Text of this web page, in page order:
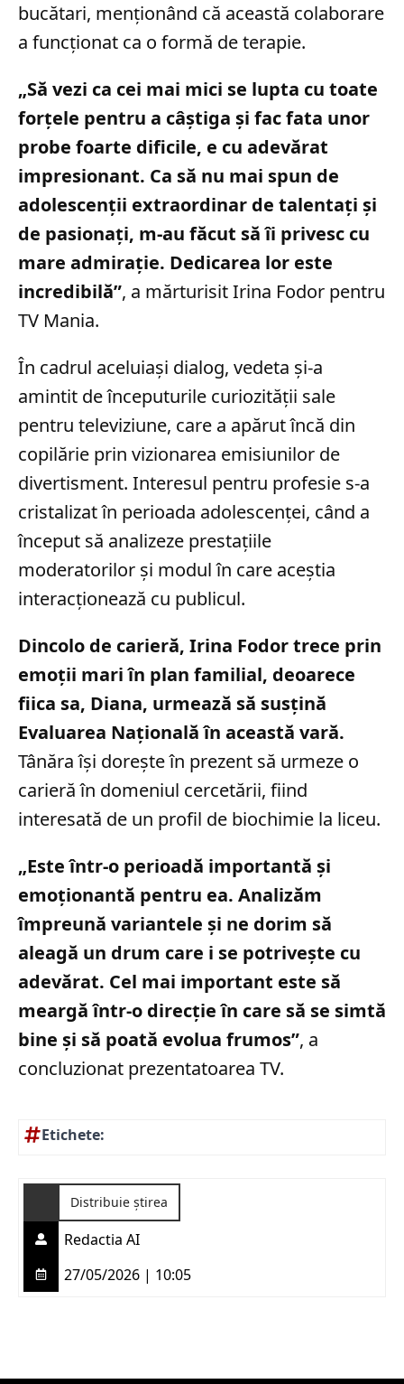
bucătari, menționând că această colaborare
a funcționat ca o formă de terapie.
„Să vezi ca cei mai mici se lupta cu toate
forţele pentru a câştiga şi fac fata unor
probe foarte dificile, e cu adevărat
impresionant. Ca să nu mai spun de
adolescenţii extraordinar de talentaţi şi
de pasionaţi, m-au făcut să îi privesc cu
mare admiraţie. Dedicarea lor este
incredibilă”, a mărturisit Irina Fodor pentru
TV Mania.
În cadrul aceluiași dialog, vedeta și-a
amintit de începuturile curiozității sale
pentru televiziune, care a apărut încă din
copilărie prin vizionarea emisiunilor de
divertisment. Interesul pentru profesie s-a
cristalizat în perioada adolescenței, când a
început să analizeze prestațiile
moderatorilor și modul în care aceștia
interacționează cu publicul.
Dincolo de carieră, Irina Fodor trece prin
emoții mari în plan familial, deoarece
fiica sa, Diana, urmează să susțină
Evaluarea Națională în această vară.
Tânăra își dorește în prezent să urmeze o
carieră în domeniul cercetării, fiind
interesată de un profil de biochimie la liceu.
„Este într-o perioadă importantă și
emoționantă pentru ea. Analizăm
împreună variantele și ne dorim să
aleagă un drum care i se potrivește cu
adevărat. Cel mai important este să
meargă într-o direcție în care să se simtă
bine și să poată evolua frumos”, a
concluzionat prezentatoarea TV.
Etichete:
Distribuie știrea
Redactia AI
27/05/2026 | 10:05